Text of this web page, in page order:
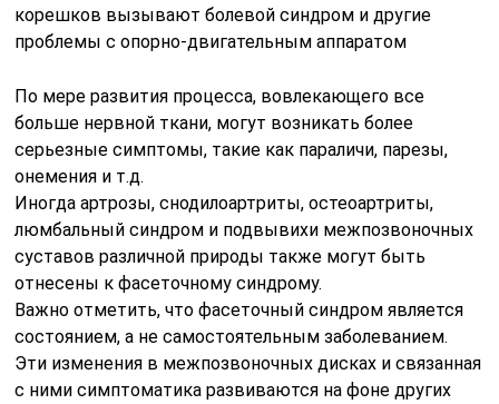
корешков вызывают болевой синдром и другие
проблемы с опорно-двигательным аппаратом
По мере развития процесса, вовлекающего все
больше нервной ткани, могут возникать более
серьезные симптомы, такие как параличи, парезы,
онемения и т.д.
Иногда артрозы, снодилоартриты, остеоартриты,
люмбальный синдром и подвывихи межпозвоночных
суставов различной природы также могут быть
отнесены к фасеточному синдрому.
Важно отметить, что фасеточный синдром является
состоянием, а не самостоятельным заболеванием.
Эти изменения в межпозвоночных дисках и связанная
с ними симптоматика развиваются на фоне других